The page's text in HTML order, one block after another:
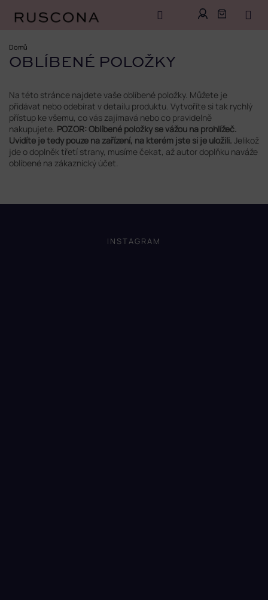
obsah
Domů
OBLÍBENÉ POLOŽKY
Na této stránce najdete vaše oblíbené položky. Můžete je
přidávat nebo odebírat v detailu produktu. Vytvoříte si tak rychlý
přístup ke všemu, co vás zajímavá nebo co pravidelně
nakupujete. POZOR: Oblíbené položky se vážou na prohlížeč.
Uvidíte je tedy pouze na zařízení, na kterém jste si je uložili. Jelikož
jde o doplněk třetí strany, musíme čekat, až autor doplňku naváže
oblíbené na zákaznický účet.
INSTAGRAM